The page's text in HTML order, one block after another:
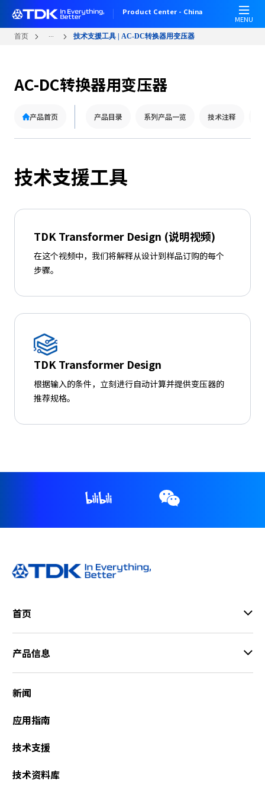
Product Center - China
MENU
首页 ... 技术支援工具 | AC-DC转换器用变压器
AC-DC转换器用变压器
产品首页 产品目录 系列产品一览 技术注释
技术支援工具
TDK Transformer Design (说明视频)
在这个视频中，我们将解释从设计到样品订购的每个
步骤。
TDK Transformer Design
根据输入的条件，立刻进行自动计算并提供变压器的
推荐规格。
首页
产品信息
新闻
应用指南
技术支援
技术资料库